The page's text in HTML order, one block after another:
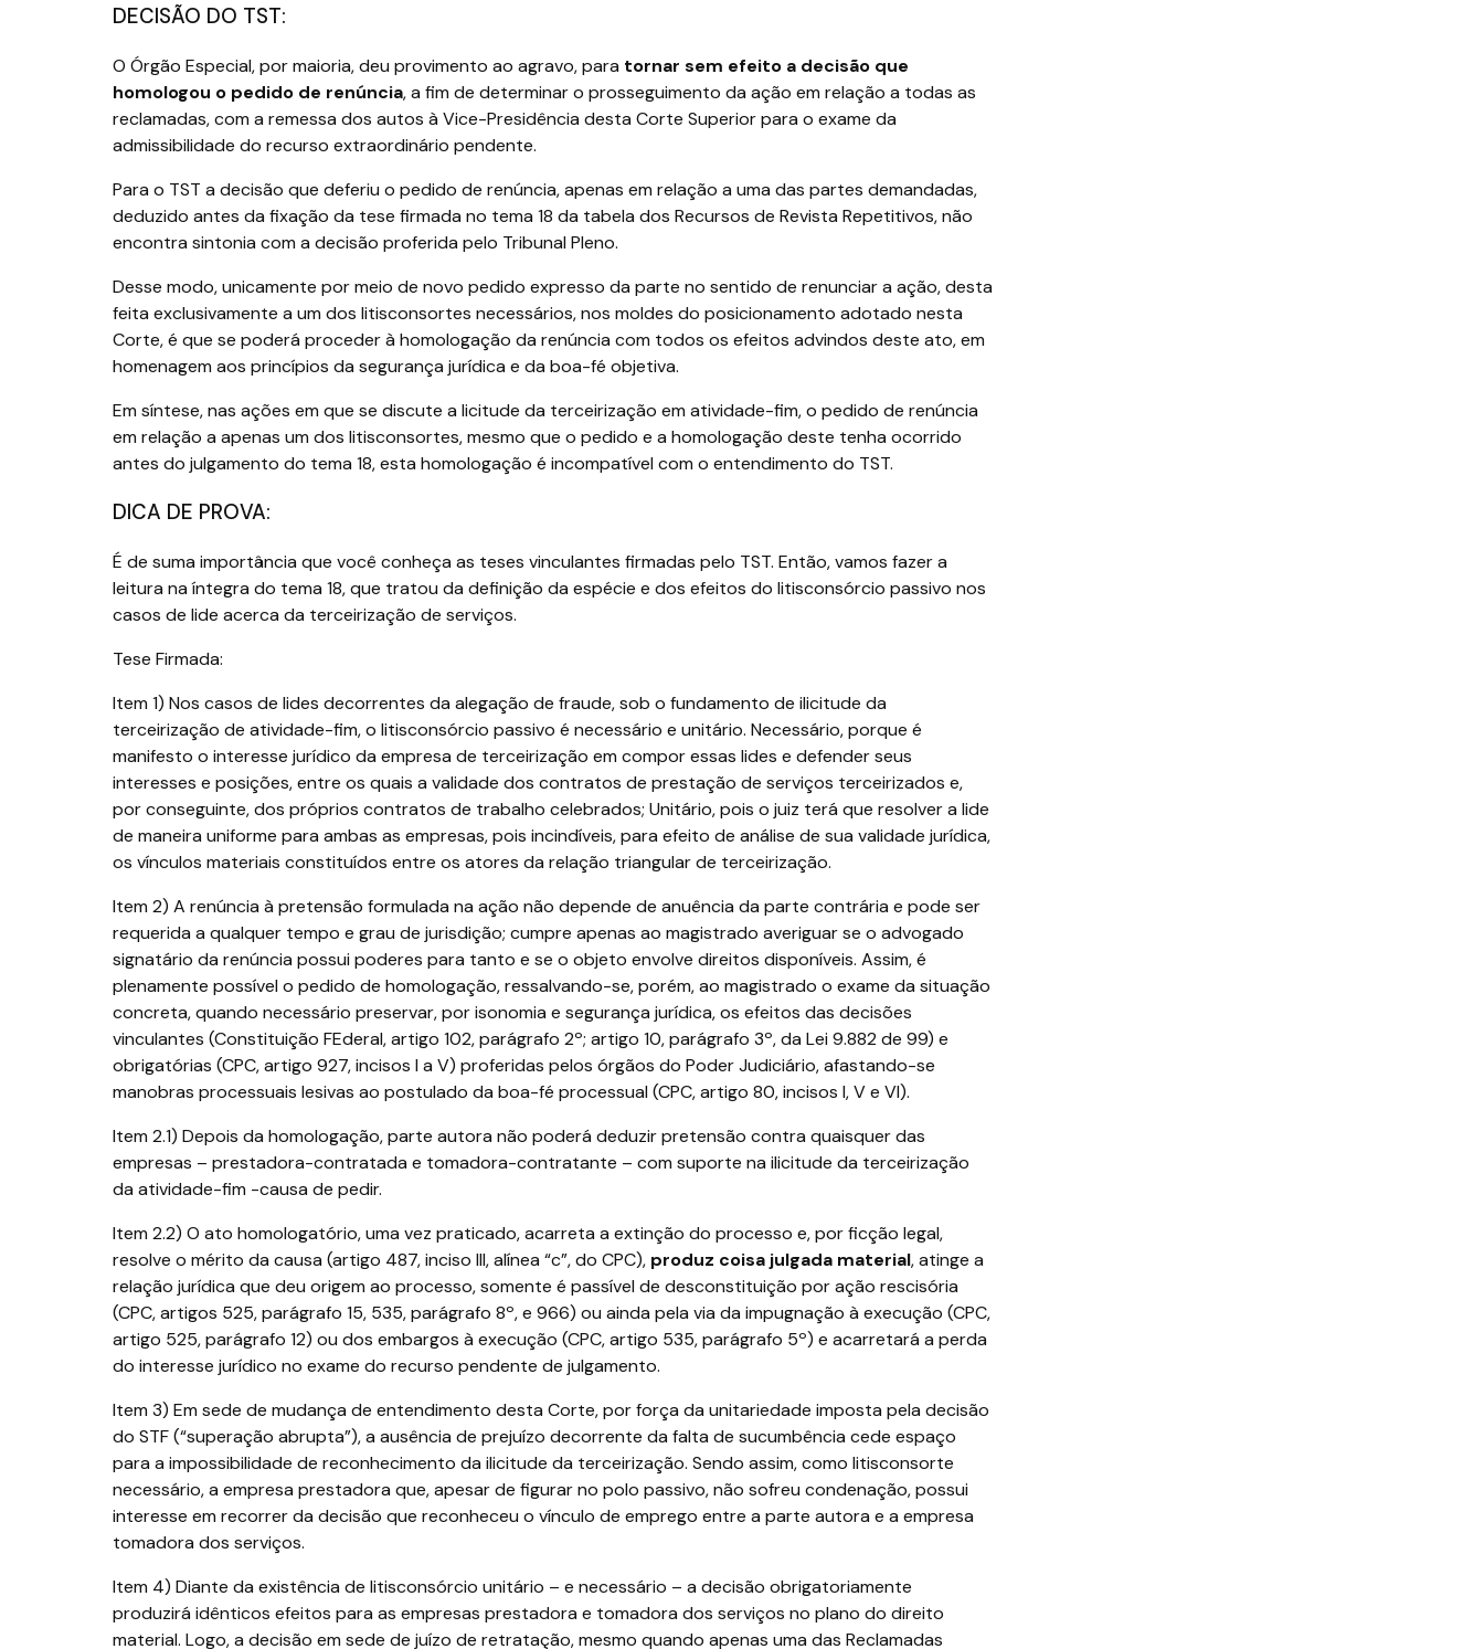
DECISÃO DO TST:
O Órgão Especial, por maioria, deu provimento ao agravo, para tornar sem efeito a decisão que
homologou o pedido de renúncia, a fim de determinar o prosseguimento da ação em relação a todas as
reclamadas, com a remessa dos autos à Vice-Presidência desta Corte Superior para o exame da
admissibilidade do recurso extraordinário pendente.
Para o TST a decisão que deferiu o pedido de renúncia, apenas em relação a uma das partes demandadas,
deduzido antes da fixação da tese firmada no tema 18 da tabela dos Recursos de Revista Repetitivos, não
encontra sintonia com a decisão proferida pelo Tribunal Pleno.
Desse modo, unicamente por meio de novo pedido expresso da parte no sentido de renunciar a ação, desta
feita exclusivamente a um dos litisconsortes necessários, nos moldes do posicionamento adotado nesta
Corte, é que se poderá proceder à homologação da renúncia com todos os efeitos advindos deste ato, em
homenagem aos princípios da segurança jurídica e da boa-fé objetiva.
Em síntese, nas ações em que se discute a licitude da terceirização em atividade-fim, o pedido de renúncia
em relação a apenas um dos litisconsortes, mesmo que o pedido e a homologação deste tenha ocorrido
antes do julgamento do tema 18, esta homologação é incompatível com o entendimento do TST.
DICA DE PROVA:
É de suma importância que você conheça as teses vinculantes firmadas pelo TST. Então, vamos fazer a
leitura na íntegra do tema 18, que tratou da definição da espécie e dos efeitos do litisconsórcio passivo nos
casos de lide acerca da terceirização de serviços.
Tese Firmada:
Item 1) Nos casos de lides decorrentes da alegação de fraude, sob o fundamento de ilicitude da
terceirização de atividade-fim, o litisconsórcio passivo é necessário e unitário. Necessário, porque é
manifesto o interesse jurídico da empresa de terceirização em compor essas lides e defender seus
interesses e posições, entre os quais a validade dos contratos de prestação de serviços terceirizados e,
por conseguinte, dos próprios contratos de trabalho celebrados; Unitário, pois o juiz terá que resolver a lide
de maneira uniforme para ambas as empresas, pois incindíveis, para efeito de análise de sua validade jurídica,
os vínculos materiais constituídos entre os atores da relação triangular de terceirização.
Item 2) A renúncia à pretensão formulada na ação não depende de anuência da parte contrária e pode ser
requerida a qualquer tempo e grau de jurisdição; cumpre apenas ao magistrado averiguar se o advogado
signatário da renúncia possui poderes para tanto e se o objeto envolve direitos disponíveis. Assim, é
plenamente possível o pedido de homologação, ressalvando-se, porém, ao magistrado o exame da situação
concreta, quando necessário preservar, por isonomia e segurança jurídica, os efeitos das decisões
vinculantes (Constituição FEderal, artigo 102, parágrafo 2º; artigo 10, parágrafo 3º, da Lei 9.882 de 99) e
obrigatórias (CPC, artigo 927, incisos I a V) proferidas pelos órgãos do Poder Judiciário, afastando-se
manobras processuais lesivas ao postulado da boa-fé processual (CPC, artigo 80, incisos I, V e VI).
Item 2.1) Depois da homologação, parte autora não poderá deduzir pretensão contra quaisquer das
empresas – prestadora-contratada e tomadora-contratante – com suporte na ilicitude da terceirização
da atividade-fim -causa de pedir.
Item 2.2) O ato homologatório, uma vez praticado, acarreta a extinção do processo e, por ficção legal,
resolve o mérito da causa (artigo 487, inciso III, alínea “c”, do CPC), produz coisa julgada material, atinge a
relação jurídica que deu origem ao processo, somente é passível de desconstituição por ação rescisória
(CPC, artigos 525, parágrafo 15, 535, parágrafo 8º, e 966) ou ainda pela via da impugnação à execução (CPC,
artigo 525, parágrafo 12) ou dos embargos à execução (CPC, artigo 535, parágrafo 5º) e acarretará a perda
do interesse jurídico no exame do recurso pendente de julgamento.
Item 3) Em sede de mudança de entendimento desta Corte, por força da unitariedade imposta pela decisão
do STF (“superação abrupta”), a ausência de prejuízo decorrente da falta de sucumbência cede espaço
para a impossibilidade de reconhecimento da ilicitude da terceirização. Sendo assim, como litisconsorte
necessário, a empresa prestadora que, apesar de figurar no polo passivo, não sofreu condenação, possui
interesse em recorrer da decisão que reconheceu o vínculo de emprego entre a parte autora e a empresa
tomadora dos serviços.
Item 4) Diante da existência de litisconsórcio unitário – e necessário – a decisão obrigatoriamente
produzirá idênticos efeitos para as empresas prestadora e tomadora dos serviços no plano do direito
material. Logo, a decisão em sede de juízo de retratação, mesmo quando apenas uma das Reclamadas